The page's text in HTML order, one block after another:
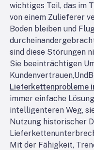
wichtiges Teil, das im
von einem Zulieferer
Boden bleiben und
sind diese Störungen
Sie beeinträchtigen
Kundenvertrauen,Und
Lieferkettenprobleme
immer einfache
intelligenteren Weg,
Nutzung historischer
Mit der Fähigkeit,